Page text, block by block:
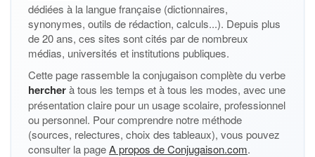
dédiées à la langue française (dictionnaires,
synonymes, outils de rédaction, calculs...). Depuis plus
de 20 ans, ces sites sont cités par de nombreux
médias, universités et institutions publiques.
Cette page rassemble la conjugaison complète du verbe
hercherà tous les temps et à tous les modes, avec une
présentation claire pour un usage scolaire, professionnel
ou personnel. Pour comprendre notre méthode
(sources, relectures, choix des tableaux), vous pouvez
consulter la pageA propos de Conjugaison.com.